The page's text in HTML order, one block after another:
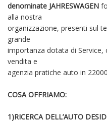
denominate JAHRESWAGEN
alla nostra
organizzazione, presenti sul
grande
importanza dotata di Service,
vendita e
agenzia pratiche auto in
COSA OFFRIAMO:
1)RICERCA DELL’AUTO